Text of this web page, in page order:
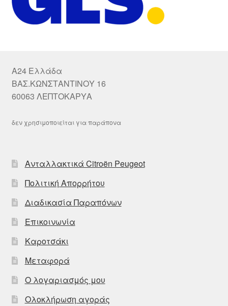
A24 Ελλάδα
ΒΑΣ.ΚΩΝΣΤΑΝΤΙΝΟΥ 16
60063 ΛΕΠΤΟΚΑΡΥΑ
δεν χρησιμοποιείται για παράπονα
Ανταλλακτικά Citroën Peugeot
Πολιτική Απορρήτου
Διαδικασία Παραπόνων
Επικοινωνία
Καροτσάκι
Μεταφορά
Ο λογαριασμός μου
Ολοκλήρωση αγοράς